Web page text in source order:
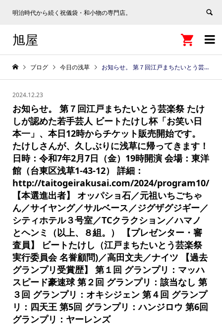
明治時代から続く祝儀袋・和小物の専門店。

旭屋 
ブログ 今日の浅草 お知らせ。 第７回江戸まちたいとう芸楽祭 たけしが認めた若手芸人 ビートたけし杯「お笑い日本一」、本日12時からチケット販売開始です。 たけしさんが、久しぶりに浅草に帰ってきます！ 日時：令和7年2月7日（金）19時開演 会場：東洋館（台東区浅草1-43-12） 詳細：http://taitogeirakusai.com/2024/program10/ 【本選進出者】 オッパショ石／元祖いちごちゃん／サイヤング／サルベース／ジグザグジギー／シティホテル３号室／TCクラクション／ハマノとヘンミ（以上、８組。） 【プレゼンター・審査員】 ビートたけし（江戸まちたいとう芸楽祭実行委員会 名誉顧問)／高田文夫／ナイツ 【過去グランプリ受賞歴】 第１回 グランプリ：マッハスピード豪速球 第２回 グランプリ：該当なし 第３回 グランプリ：オキシジェン 第４回 グランプリ：四天王 第5回 グランプリ：ハンジロウ 第6回 グランプリ：ヤーレンズ
2024.12.23
お知らせ。 第７回江戸まちたいとう芸楽祭 たけ
しが認めた若手芸人 ビートたけし杯「お笑い日
本一」、本日12時からチケット販売開始です。
たけしさんが、久しぶりに浅草に帰ってきます！
日時：令和7年2月7日（金）19時開演 会場：東洋
館（台東区浅草1-43-12） 詳細：
http://taitogeirakusai.com/2024/program10/
【本選進出者】 オッパショ石／元祖いちごちゃ
ん／サイヤング／サルベース／ジグザグジギー／
シティホテル３号室／TCクラクション／ハマノ
とヘンミ（以上、８組。） 【プレゼンター・審
査員】 ビートたけし（江戸まちたいとう芸楽祭
実行委員会 名誉顧問)／高田文夫／ナイツ 【過去
グランプリ受賞歴】 第１回 グランプリ：マッハ
スピード豪速球 第２回 グランプリ：該当なし 第
３回 グランプリ：オキシジェン 第４回 グランプ
リ：四天王 第5回 グランプリ：ハンジロウ 第6回
グランプリ：ヤーレンズ